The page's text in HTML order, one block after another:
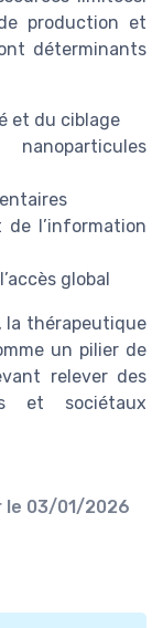
production et
déterminants
et du ciblage
l’information
global
la thérapeutique
un pilier de
relever des
et sociétaux
le 03/01/2026